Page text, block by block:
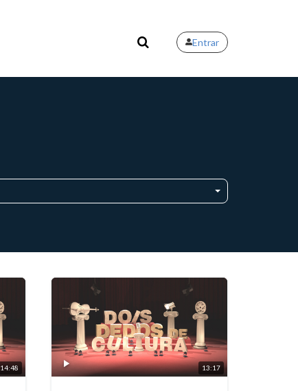
Entrar
14:48 13:17